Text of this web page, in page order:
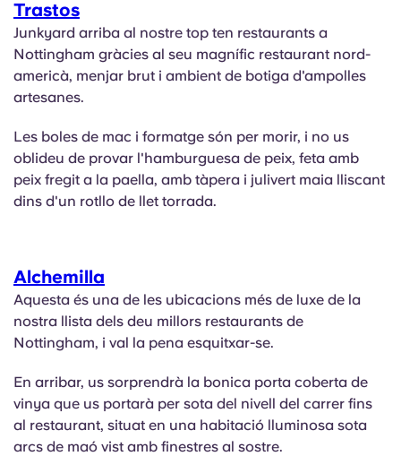
Trastos
Junkyard arriba al nostre top ten restaurants a
Nottingham gràcies al seu magnífic restaurant nord-
americà, menjar brut i ambient de botiga d'ampolles
artesanes.
Les boles de mac i formatge són per morir, i no us
oblideu de provar l'hamburguesa de peix, feta amb
peix fregit a la paella, amb tàpera i julivert maia lliscant
dins d'un rotllo de llet torrada.
Alchemilla
Aquesta és una de les ubicacions més de luxe de la
nostra llista dels deu millors restaurants de
Nottingham, i val la pena esquitxar-se.
En arribar, us sorprendrà la bonica porta coberta de
vinya que us portarà per sota del nivell del carrer fins
al restaurant, situat en una habitació lluminosa sota
arcs de maó vist amb finestres al sostre.